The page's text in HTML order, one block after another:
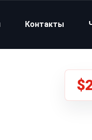
Контакты